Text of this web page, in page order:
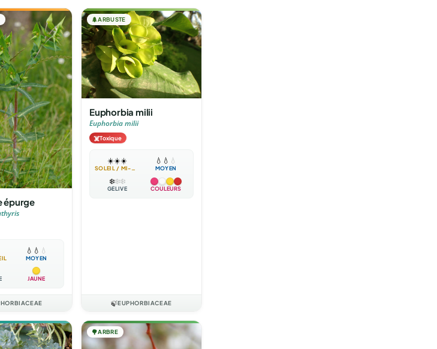
épurge
💧 💧 💧
MOYEN
JAUNE
🌲ARBUSTE
Euphorbia milii
Euphorbia milii
☠️Toxique
☀️☀️☀️
SOLEIL / MI-OMBRE
💧 💧 💧
MOYEN
❄️❄️❄️
GÉLIVE COULEURS
🍃EUPHORBIACEAE
🌳ARBRE